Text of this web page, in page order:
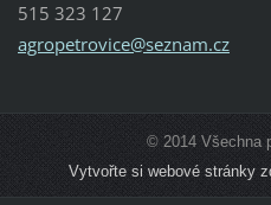
515 323 127
agropetrovice@seznam.cz
© 2014 Všechna
Vytvořte si webové stránky